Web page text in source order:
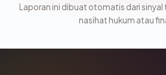
Laporan ini dibuat otomatis dari sinyal
nasihat hukum atau